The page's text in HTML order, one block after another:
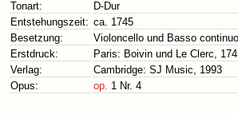
Tonart:
D-Dur
Entstehungszeit: ca. 1745
Besetzung:
Violoncello und Basso
Erstdruck:
Paris: Boivin und Le Clerc,
Verlag:
Cambridge: SJ Music, 1993
Opus:
op. 1 Nr. 4